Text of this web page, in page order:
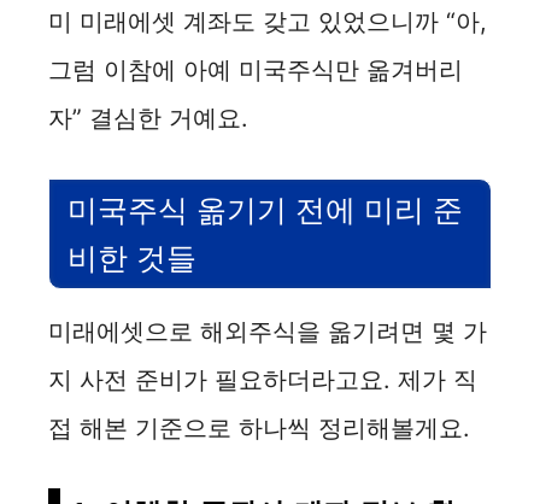
미 미래에셋 계좌도 갖고 있었으니까 “아,
그럼 이참에 아예 미국주식만 옮겨버리
자” 결심한 거예요.
미국주식 옮기기 전에 미리 준
비한 것들
미래에셋으로 해외주식을 옮기려면 몇 가
지 사전 준비가 필요하더라고요. 제가 직
접 해본 기준으로 하나씩 정리해볼게요.